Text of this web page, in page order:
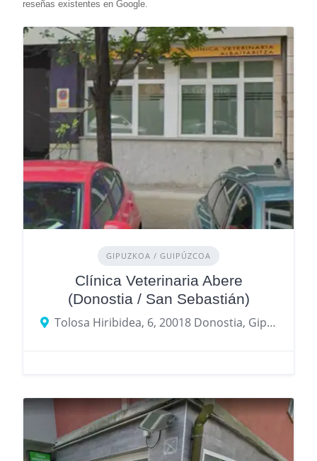
GIPUZKOA / GUIPÚZCOA
Clínica Veterinaria Abere
(Donostia / San Sebastián)
Tolosa Hiribidea, 6, 20018 Donostia, Gipuzkoa